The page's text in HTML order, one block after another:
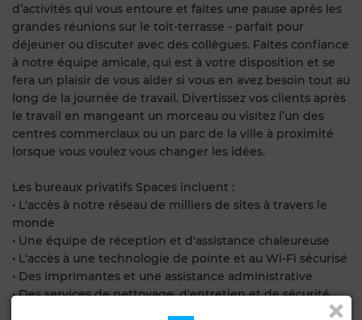
d’activités qui vous entoure et faites une pause après les
grandes réunions sur le toit-terrasse - parfait pour
déjeuner ou discuter avec des collègues. Faites confiance
à notre équipe amicale, qui est à votre disposition et se
fera un plaisir de vous aider si vous en avez besoin tout au
long de la journée de travail. Divertissez vos clients après
le travail en mangeant un morceau ou visitez l’un des
centres commerciaux ou un parc de la ville à proximité
lorsque vous voulez vous changer les idées.
Les bureaux privatifs Spaces incluent :
• L'accès à notre réseau de milliers de sites à travers le
monde
• Une équipe de réception et d'assistance chaleureuse
• L'accès à une technologie de pointe et au Wi-Fi sécurisé
• Des imprimantes et une assistance administrative
• Des services de nettoyage, d'entretien et de sécurité